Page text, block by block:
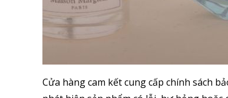
Cửa hàng cam kết cung cấp chính sách